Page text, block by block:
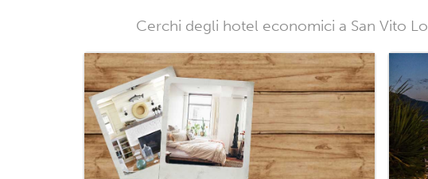
Cerchi degli hotel economici a San Vito